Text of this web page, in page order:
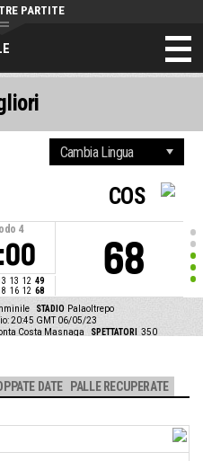
PARTITE
4
13 12 49
16 12 68
COS
68
STADIO Palaoltrepo
20:45 GMT 06/05/23
Costa Masnaga
SPETTATORI 350
DATE PALLE RECUPERATE